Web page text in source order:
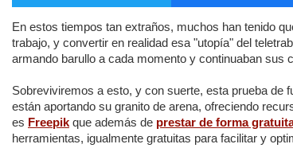
En estos tiempos tan extraños, muchos han tenido
trabajo, y convertir en realidad esa "utopía" del
armando barullo a cada momento y continuaban sus
Sobreviviremos a esto, y con suerte, esta prueba de
están aportando su granito de arena, ofreciendo
es Freepik que además de prestar de forma
herramientas, igualmente gratuitas para facilitar y